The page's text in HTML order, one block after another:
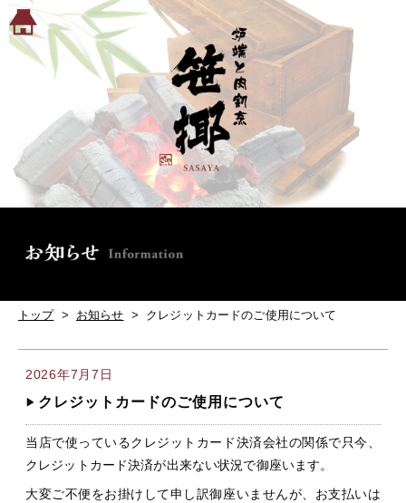
トップ> お知らせ > クレジットカードのご使用について
2026年7月7日
クレジットカードのご使用について
当店で使っているクレジットカード決済会社の関係で只今、
クレジットカード決済が出来ない状況で御座います。
大変ご不便をお掛けして申し訳御座いませんが、お支払いは